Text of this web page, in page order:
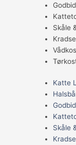
Skåle
Katte
Skåle